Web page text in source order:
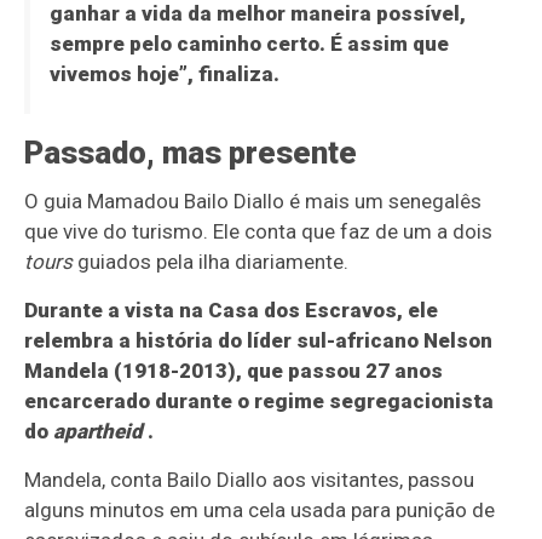
ganhar a vida da melhor maneira possível,
sempre pelo caminho certo. É assim que
vivemos hoje”, finaliza.
Passado, mas presente
O guia Mamadou Bailo Diallo é mais um senegalês
que vive do turismo. Ele conta que faz de um a dois
toursguiados pela ilha diariamente.
Durante a vista na Casa dos Escravos, ele
relembra a história do líder sul-africano Nelson
Mandela (1918-2013), que passou 27 anos
encarcerado durante o regime segregacionista
do apartheid.
Mandela, conta Bailo Diallo aos visitantes, passou
alguns minutos em uma cela usada para punição de